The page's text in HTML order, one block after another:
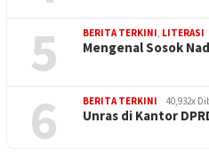
5 BERITA TERKINI, LITERASI
Mengenal Sosok
6 BERITA TERKINI 40,932x
Unras di Kantor